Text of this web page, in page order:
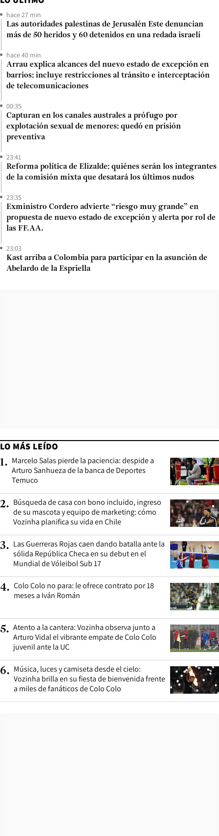
hace 27 min
Las autoridades palestinas de Jerusalén Este denuncian
más de 50 heridos y 60 detenidos en una redada israelí
hace 40 min
Arrau explica alcances del nuevo estado de excepción en
barrios: incluye restricciones al tránsito e interceptación
de telecomunicaciones
00:35
Capturan en los canales australes a prófugo por
explotación sexual de menores: quedó en prisión
preventiva
23:41
Reforma política de Elizalde: quiénes serán los integrantes
de la comisión mixta que desatará los últimos nudos
23:35
Exministro Cordero advierte “riesgo muy grande” en
propuesta de nuevo estado de excepción y alerta por rol de
las FF.AA.
23:03
Kast arriba a Colombia para participar en la asunción de
Abelardo de la Espriella
LO MÁS LEÍDO
1. Marcelo Salas pierde la paciencia: despide a
Arturo Sanhueza de la banca de Deportes
Temuco
2. Búsqueda de casa con bono incluido, ingreso
de su mascota y equipo de marketing: cómo
Vozinha planifica su vida en Chile
3. Las Guerreras Rojas caen dando batalla ante la
sólida República Checa en su debut en el
Mundial de Vóleibol Sub 17
4. Colo Colo no para: le ofrece contrato por 18
meses a Iván Román
5. Atento a la cantera: Vozinha observa junto a
Arturo Vidal el vibrante empate de Colo Colo
juvenil ante la UC
6. Música, luces y camiseta desde el cielo:
Vozinha brilla en su fiesta de bienvenida frente
a miles de fanáticos de Colo Colo